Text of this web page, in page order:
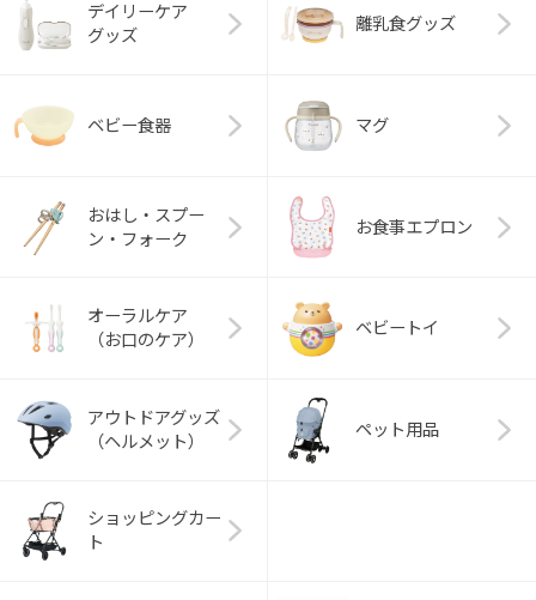
デイリーケア
グッズ
離乳食グッズ
ベビー食器 マグ
おはし・スプー
ン・フォーク
お食事エプロン
オーラルケア
（お口のケア）
ベビートイ
アウトドアグッズ
（ヘルメット）
ペット用品
ショッピングカー
ト